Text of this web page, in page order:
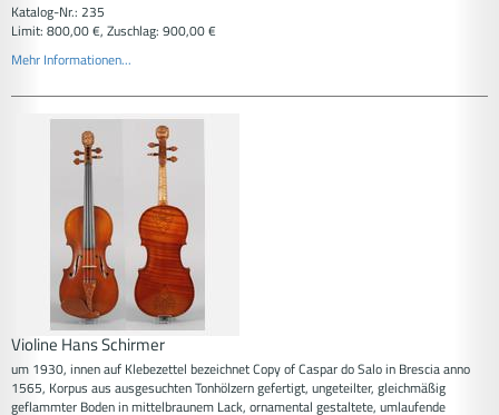
Katalog-Nr.: 235
Limit: 800,00 €, Zuschlag: 900,00 €
Mehr Informationen...
Violine Hans Schirmer
um 1930, innen auf Klebezettel bezeichnet Copy of Caspar do Salo in Brescia anno
1565, Korpus aus ausgesuchten Tonhölzern gefertigt, ungeteilter, gleichmäßig
geflammter Boden in mittelbraunem Lack, ornamental gestaltete, umlaufende